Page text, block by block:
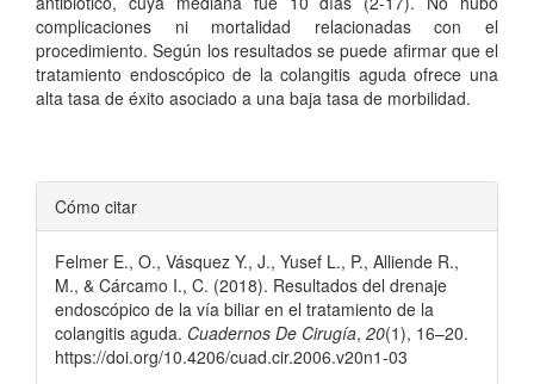
complicaciones ni mortalidad relacionadas con el
procedimiento. Según los resultados se puede afirmar que el
tratamiento endoscópico de la colangitis aguda ofrece una
alta tasa de éxito asociado a una baja tasa de morbilidad.
Detalles
del
artículo
Cómo citar
Felmer E., O., Vásquez Y., J., Yusef L., P., Alliende R.,
M., & Cárcamo I., C. (2018). Resultados del drenaje
endoscópico de la vía biliar en el tratamiento de la
colangitis aguda. Cuadernos De Cirugía, 20(1), 16–20.
https://doi.org/10.4206/cuad.cir.2006.v20n1-03